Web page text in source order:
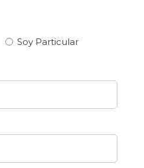
Soy Particular